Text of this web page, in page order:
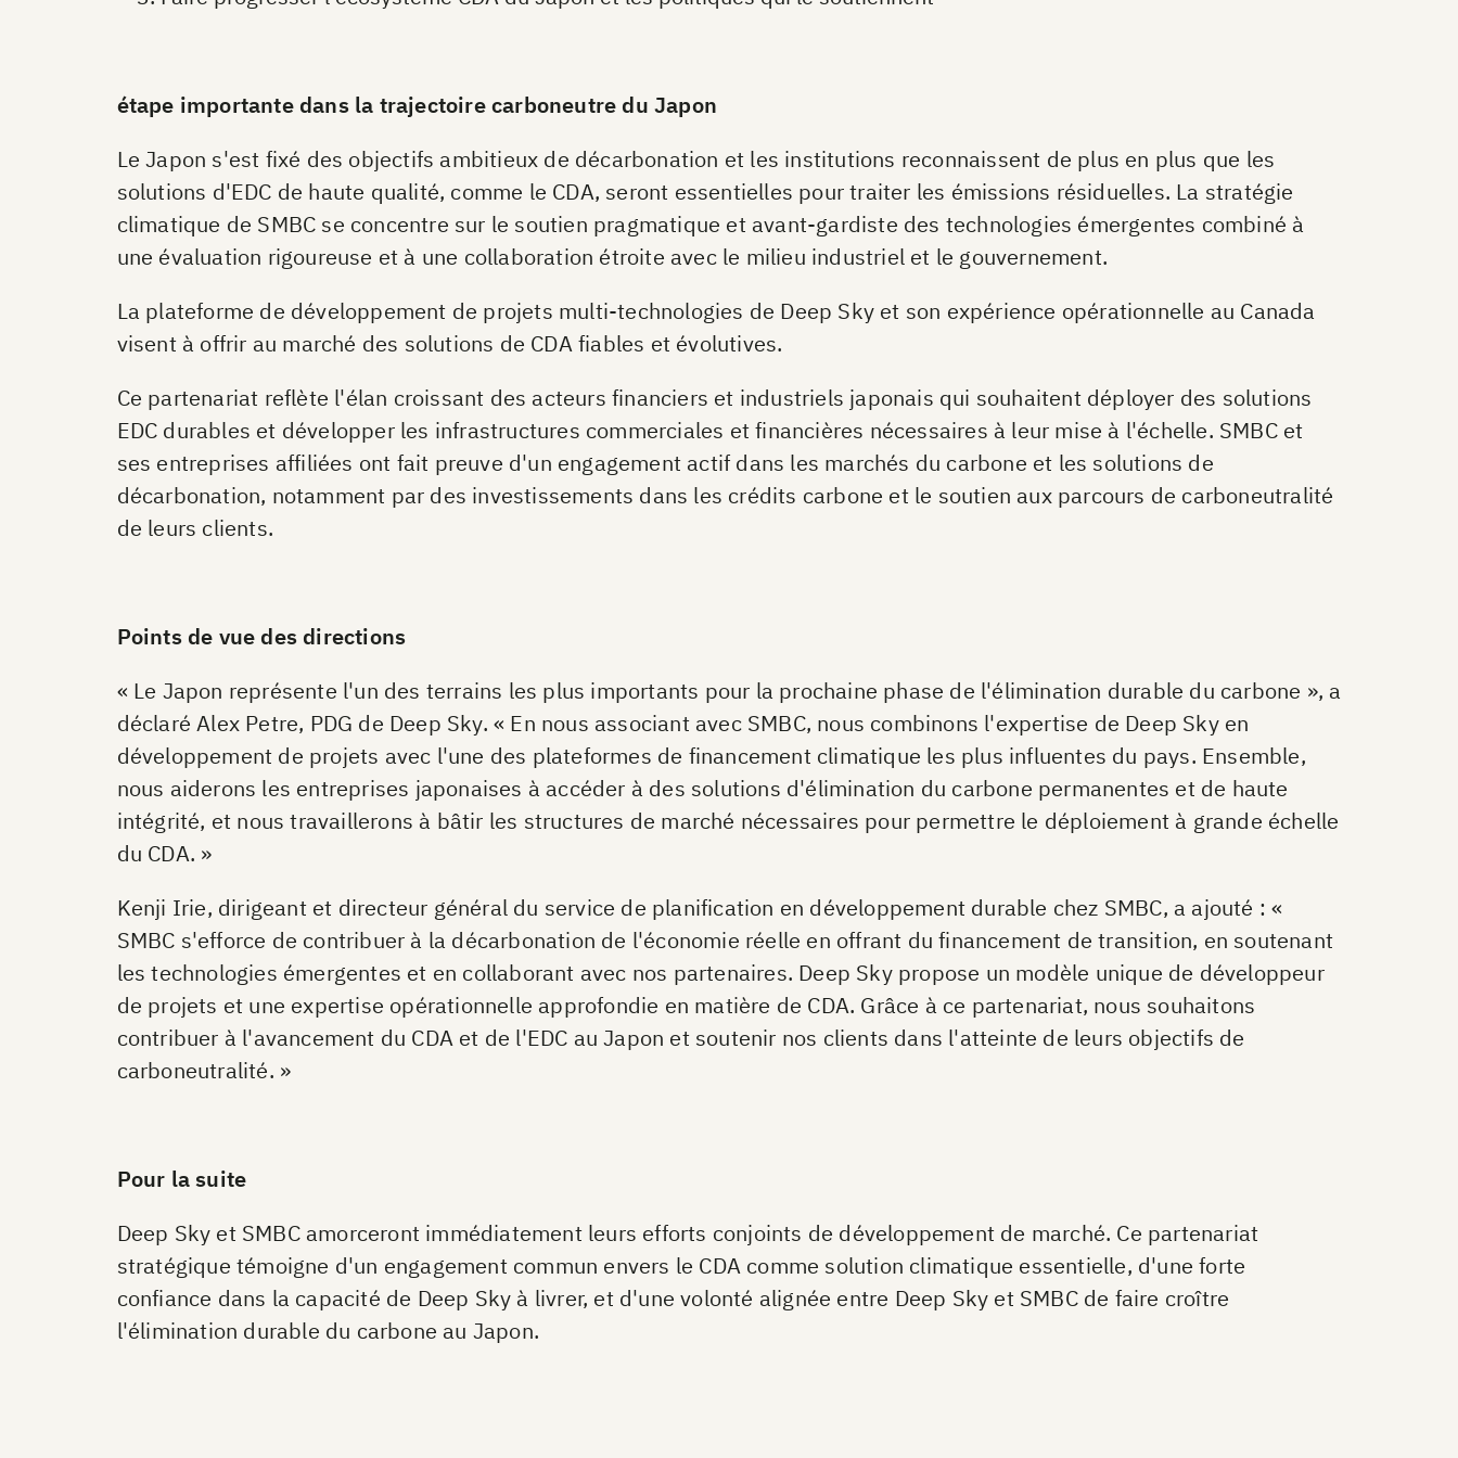
étape importante dans la trajectoire carboneutre du Japon
Le Japon s'est fixé des objectifs ambitieux de décarbonation et les institutions reconnaissent de plus en plus que les
solutions d'EDC de haute qualité, comme le CDA, seront essentielles pour traiter les émissions résiduelles. La stratégie
climatique de SMBC se concentre sur le soutien pragmatique et avant-gardiste des technologies émergentes combiné à
une évaluation rigoureuse et à une collaboration étroite avec le milieu industriel et le gouvernement.
La plateforme de développement de projets multi-technologies de Deep Sky et son expérience opérationnelle au Canada
visent à offrir au marché des solutions de CDA fiables et évolutives.
Ce partenariat reflète l'élan croissant des acteurs financiers et industriels japonais qui souhaitent déployer des solutions
EDC durables et développer les infrastructures commerciales et financières nécessaires à leur mise à l'échelle. SMBC et
ses entreprises affiliées ont fait preuve d'un engagement actif dans les marchés du carbone et les solutions de
décarbonation, notamment par des investissements dans les crédits carbone et le soutien aux parcours de carboneutralité
de leurs clients.
Points de vue des directions
« Le Japon représente l'un des terrains les plus importants pour la prochaine phase de l'élimination durable du carbone », a
déclaré Alex Petre, PDG de Deep Sky. « En nous associant avec SMBC, nous combinons l'expertise de Deep Sky en
développement de projets avec l'une des plateformes de financement climatique les plus influentes du pays. Ensemble,
nous aiderons les entreprises japonaises à accéder à des solutions d'élimination du carbone permanentes et de haute
intégrité, et nous travaillerons à bâtir les structures de marché nécessaires pour permettre le déploiement à grande échelle
du CDA. »
Kenji Irie, dirigeant et directeur général du service de planification en développement durable chez SMBC, a ajouté : «
SMBC s'efforce de contribuer à la décarbonation de l'économie réelle en offrant du financement de transition, en soutenant
les technologies émergentes et en collaborant avec nos partenaires. Deep Sky propose un modèle unique de développeur
de projets et une expertise opérationnelle approfondie en matière de CDA. Grâce à ce partenariat, nous souhaitons
contribuer à l'avancement du CDA et de l'EDC au Japon et soutenir nos clients dans l'atteinte de leurs objectifs de
carboneutralité. »
Pour la suite
Deep Sky et SMBC amorceront immédiatement leurs efforts conjoints de développement de marché. Ce partenariat
stratégique témoigne d'un engagement commun envers le CDA comme solution climatique essentielle, d'une forte
confiance dans la capacité de Deep Sky à livrer, et d'une volonté alignée entre Deep Sky et SMBC de faire croître
l'élimination durable du carbone au Japon.